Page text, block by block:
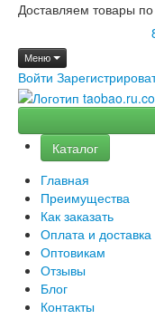
Доставляем товары
Меню
Войти
Каталог
Главная
Преимущества
Как заказать
Оплата и доставка
Оптовикам
Отзывы
Блог
Контакты